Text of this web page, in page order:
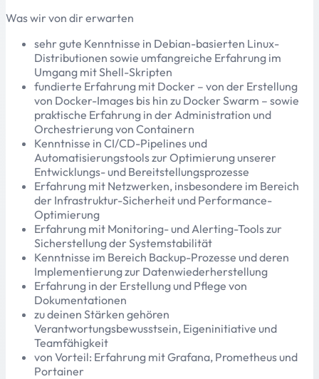
Was wir von dir erwarten
sehr gute Kenntnisse in Debian-basierten Linux-
Distributionen sowie umfangreiche Erfahrung im
Umgang mit Shell-Skripten
fundierte Erfahrung mit Docker – von der Erstellung
von Docker-Images bis hin zu Docker Swarm – sowie
praktische Erfahrung in der Administration und
Orchestrierung von Containern
Kenntnisse in CI/CD-Pipelines und
Automatisierungstools zur Optimierung unserer
Entwicklungs- und Bereitstellungsprozesse
Erfahrung mit Netzwerken, insbesondere im Bereich
der Infrastruktur-Sicherheit und Performance-
Optimierung
Erfahrung mit Monitoring- und Alerting-Tools zur
Sicherstellung der Systemstabilität
Kenntnisse im Bereich Backup-Prozesse und deren
Implementierung zur Datenwiederherstellung
Erfahrung in der Erstellung und Pflege von
Dokumentationen
zu deinen Stärken gehören
Verantwortungsbewusstsein, Eigeninitiative und
Teamfähigkeit
von Vorteil: Erfahrung mit Grafana, Prometheus und
Portainer